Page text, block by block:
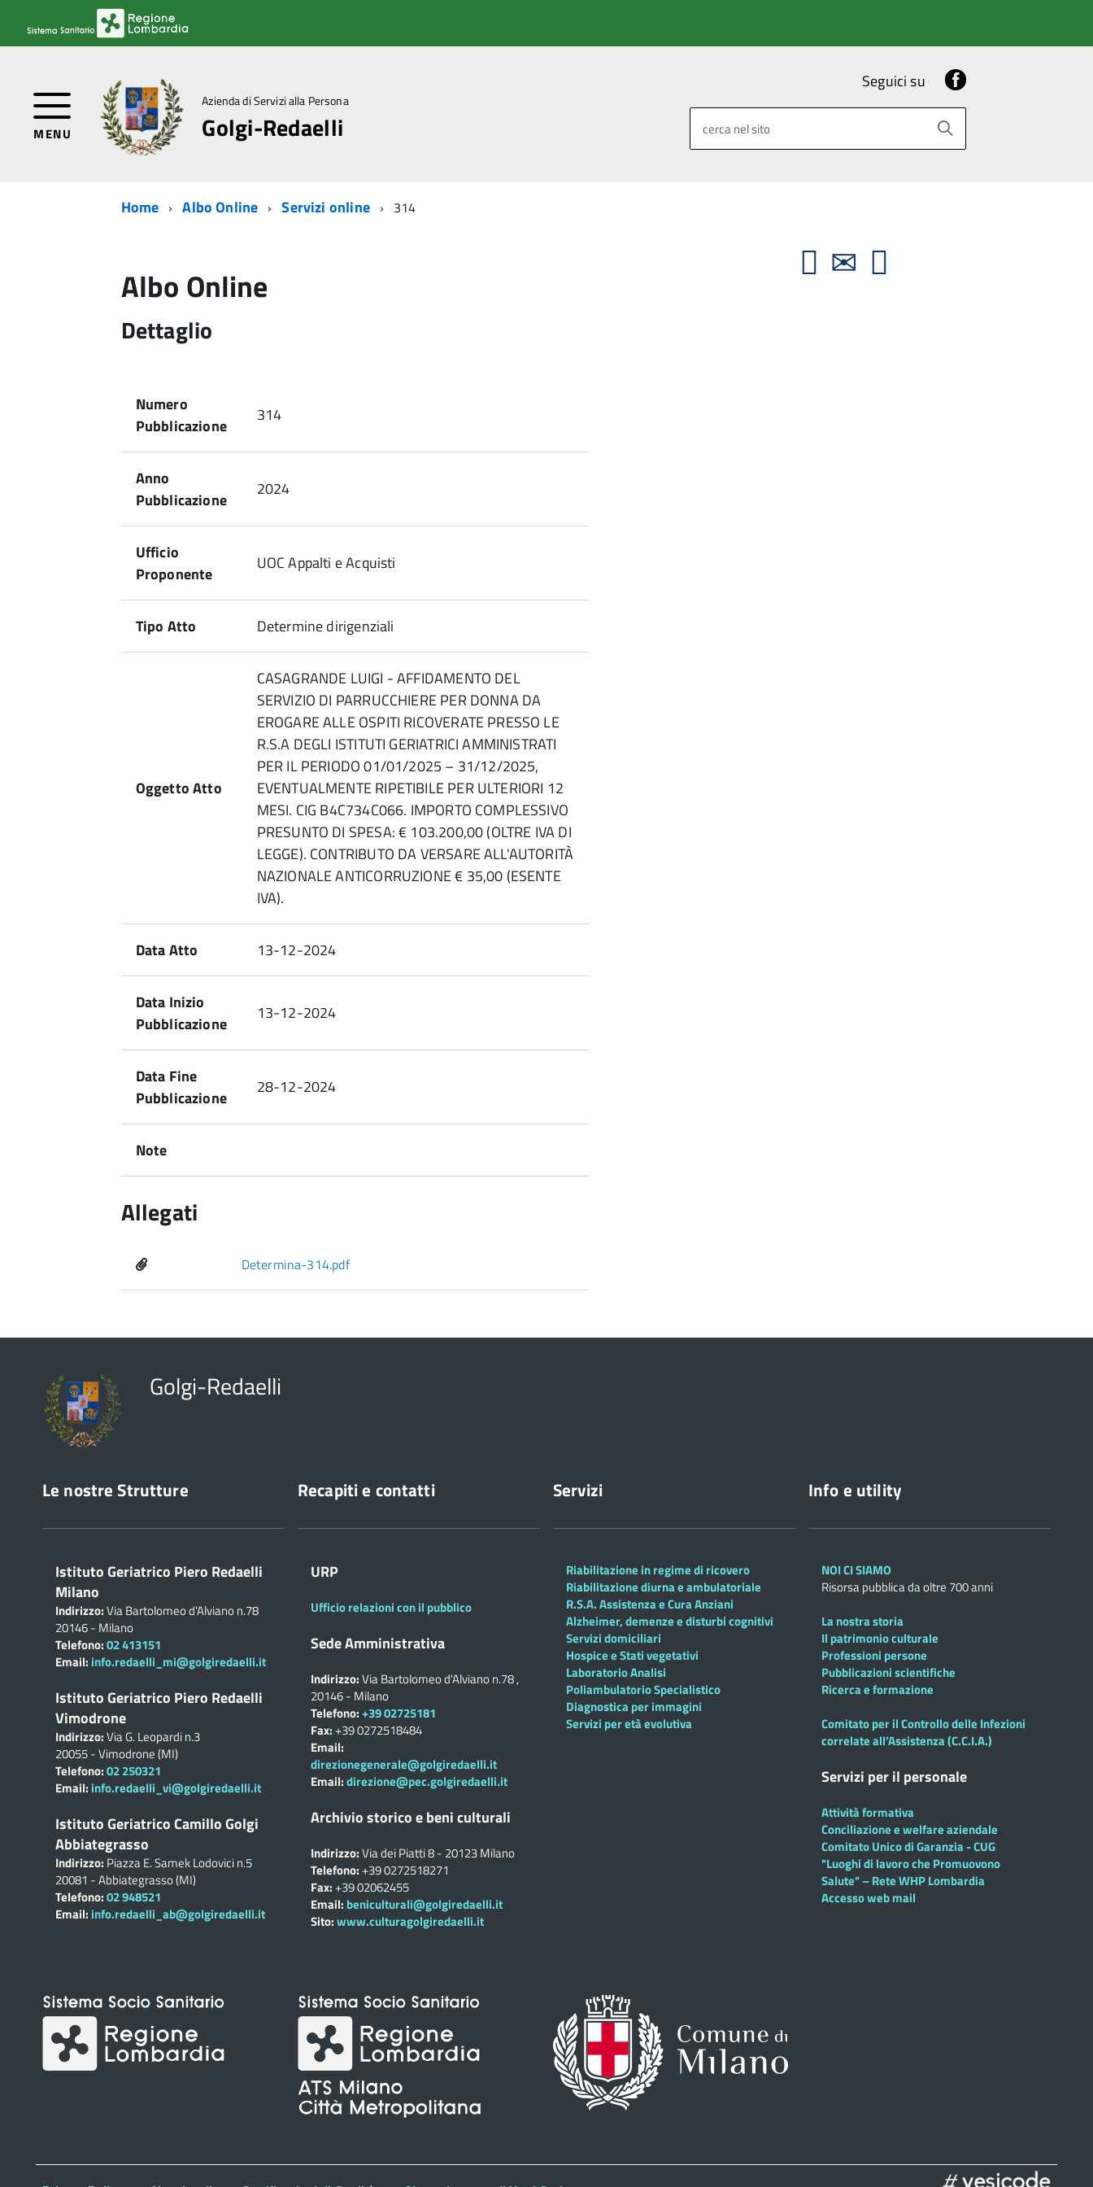
MENU
Azienda di Servizi alla Persona
Golgi-Redaelli
Seguici su
cerca nel sito
Home Albo Online Servizi online 314
Albo Online
Dettaglio
Numero
Pubblicazione
314
Anno
Pubblicazione
2024
Ufficio
Proponente
UOC Appalti e Acquisti
Tipo Atto Determine dirigenziali
Oggetto Atto
CASAGRANDE LUIGI - AFFIDAMENTO DEL
SERVIZIO DI PARRUCCHIERE PER DONNA DA
EROGARE ALLE OSPITI RICOVERATE PRESSO LE
R.S.A DEGLI ISTITUTI GERIATRICI AMMINISTRATI
PER IL PERIODO 01/01/2025 – 31/12/2025,
EVENTUALMENTE RIPETIBILE PER ULTERIORI 12
MESI. CIG B4C734C066. IMPORTO COMPLESSIVO
PRESUNTO DI SPESA: € 103.200,00 (OLTRE IVA DI
LEGGE). CONTRIBUTO DA VERSARE ALL'AUTORITÀ
NAZIONALE ANTICORRUZIONE € 35,00 (ESENTE
IVA).
Data Atto 13-12-2024
Data Inizio
Pubblicazione
13-12-2024
Data Fine
Pubblicazione
28-12-2024
Note
Allegati
Determina-314.pdf
Golgi-Redaelli
Le nostre Strutture
Istituto Geriatrico Piero Redaelli
Milano
Indirizzo:Via Bartolomeo d'Alviano n.78
20146 - Milano
Telefono:02 413151
Email: info.redaelli_mi@golgiredaelli.it
Istituto Geriatrico Piero Redaelli
Vimodrone
Indirizzo:Via G. Leopardi n.3
20055 - Vimodrone (MI)
Telefono:02 250321
Email: info.redaelli_vi@golgiredaelli.it
Istituto Geriatrico Camillo Golgi
Abbiategrasso
Indirizzo: Piazza E. Samek Lodovici n.5
20081 - Abbiategrasso (MI)
Telefono:02 948521
Email: info.redaelli_ab@golgiredaelli.it
Recapiti e contatti
URP
Ufficio relazioni con il pubblico
Sede Amministrativa
Indirizzo:Via Bartolomeo d'Alviano n.78 ,
20146 - Milano
Telefono:+39 02725181
Fax:+39 0272518484
Email:
direzionegenerale@golgiredaelli.it
Email:direzione@pec.golgiredaelli.it
Archivio storico e beni culturali
Indirizzo:Via dei Piatti 8 - 20123 Milano
Telefono:+39 0272518271
Fax:+39 02062455
Email: beniculturali@golgiredaelli.it
Sito:www.culturagolgiredaelli.it
Servizi
Riabilitazione in regime di ricovero
Riabilitazione diurna e ambulatoriale
R.S.A. Assistenza e Cura Anziani
Alzheimer, demenze e disturbi cognitivi
Servizi domiciliari
Hospice e Stati vegetativi
Laboratorio Analisi
Poliambulatorio Specialistico
Diagnostica per immagini
Servizi per età evolutiva
Info e utility
NOI CI SIAMO
Risorsa pubblica da oltre 700 anni
La nostra storia
Il patrimonio culturale
Professioni persone
Pubblicazioni scientifiche
Ricerca e formazione
Comitato per il Controllo delle Infezioni
correlate all’Assistenza (C.C.I.A.)
Servizi per il personale
Attività formativa
Conciliazione e welfare aziendale
Comitato Unico di Garanzia - CUG
"Luoghi di lavoro che Promuovono
Salute" – Rete WHP Lombardia
Accesso web mail